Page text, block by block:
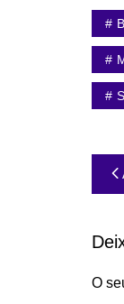
de
O